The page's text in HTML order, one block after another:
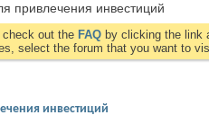
привлечения инвестиций
out the FAQ by clicking the link
select the forum that you want to
инвестиций